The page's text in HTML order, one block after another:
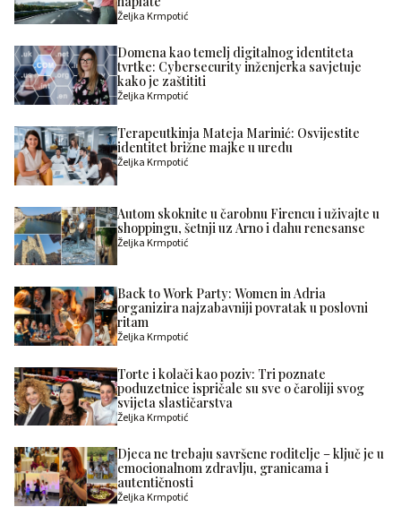
Željka Krmpotić
Domena kao temelj digitalnog identiteta
tvrtke: Cybersecurity inženjerka savjetuje
kako je zaštititi
Željka Krmpotić
Terapeutkinja Mateja Marinić: Osvijestite
identitet brižne majke u uredu
Željka Krmpotić
Autom skoknite u čarobnu Firencu i uživajte u
shoppingu, šetnji uz Arno i dahu renesanse
Željka Krmpotić
Back to Work Party: Women in Adria
organizira najzabavniji povratak u poslovni
ritam
Željka Krmpotić
Torte i kolači kao poziv: Tri poznate
poduzetnice ispričale su sve o čaroliji svog
svijeta slastičarstva
Željka Krmpotić
Djeca ne trebaju savršene roditelje – ključ je u
emocionalnom zdravlju, granicama i
autentičnosti
Željka Krmpotić